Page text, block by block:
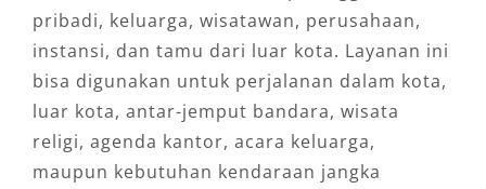
pribadi, keluarga, wisatawan, perusahaan,
instansi, dan tamu dari luar kota. Layanan ini
bisa digunakan untuk perjalanan dalam kota,
luar kota, antar-jemput bandara, wisata
religi, agenda kantor, acara keluarga,
maupun kebutuhan kendaraan jangka